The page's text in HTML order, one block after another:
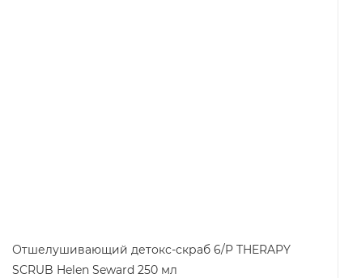
Отшелушивающий детокс-скраб 6/P THERAPY
SCRUB Helen Seward 250 мл